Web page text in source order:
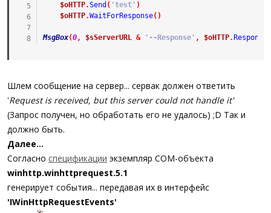
$oHTTP.Send ( 'test' )
$oHTTP.WaitForResponse( )
MsgBox(0, $sServerURL & '--Response' , $oHTTP.
Шлем сообщение на сервер... сервак должен ответить
'Request is received, but this server could not handle it'
(Запрос получен, но обработать его не удалось) ;D Так и
должно быть.
Далее...
Согласно спецификации экземпляр COM-объекта
winhttp.winhttprequest.5.1
генерирует события... передавая их в интерфейс
'IWinHttpRequestEvents'